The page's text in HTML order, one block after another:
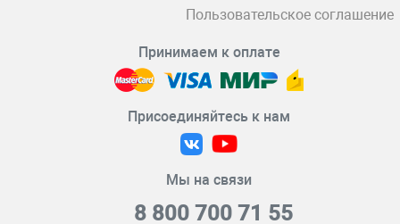
Пользовательское соглашение
Принимаем к оплате
Присоединяйтесь к нам
Мы на связи
8 800 700 71 55